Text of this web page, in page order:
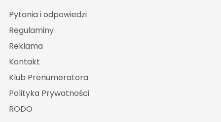
Pytania i odpowiedzi
Regulaminy
Reklama
Kontakt
Klub Prenumeratora
Polityka Prywatności
RODO